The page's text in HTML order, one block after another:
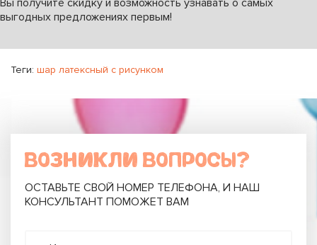
выгодных предложениях первым!
Теги: шар латексный с рисунком
ВОЗНИКЛИ ВОПРОСЫ?
ОСТАВЬТЕ СВОЙ НОМЕР ТЕЛЕФОНА, И НАШ
КОНСУЛЬТАНТ ПОМОЖЕТ ВАМ